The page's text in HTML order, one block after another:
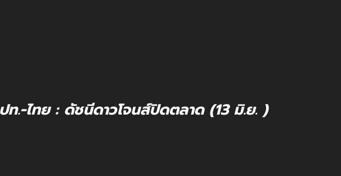
.-ไทย : ดัชนีดาวโจนส์ปิดตลาด (13 มิ.ย. )